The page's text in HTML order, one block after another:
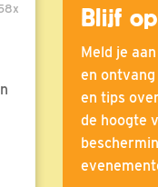
Blijf
Meld je
en
en tips
de hoogte